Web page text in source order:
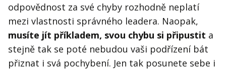
odpovědnost za své chyby rozhodně neplatí
mezi vlastnosti správného leadera. Naopak,
musíte jít příkladem, svou chybu si připustit a
stejně tak se poté nebudou vaši podřízení bát
přiznat i svá pochybení. Jen tak posunete sebe i